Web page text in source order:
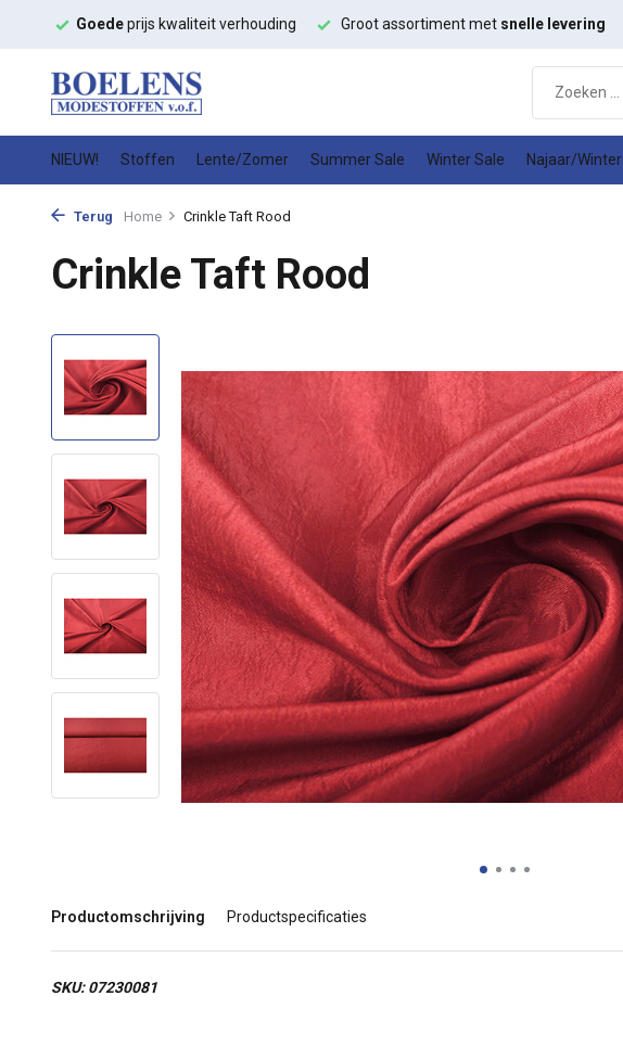
Groot assortiment metsnelle levering Hoge kwaliteitmodestoffen
NIEUW! Stoffen Lente/Zomer Summer Sale Winter Sale Najaar/Winter
Terug Home Crinkle Taft Rood
Crinkle Taft Rood
Productomschrijving Productspecificaties
SKU: 07230081